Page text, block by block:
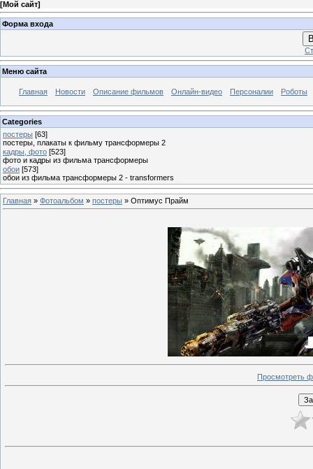
[Мой сайт]
Форма входа
Меню сайта
Главная Новости Описание фильмов Онлайн-видео Персоналии Роботы
Categories
постеры [63]
постеры, плакаты к фильму трансформеры 2
кадры, фото [523]
фото и кадры из фильма трансформеры
обои [573]
обои из фильма трансформеры 2 - transformers
Главная » Фотоальбом » постеры » Оптимус Прайм
Просмотреть